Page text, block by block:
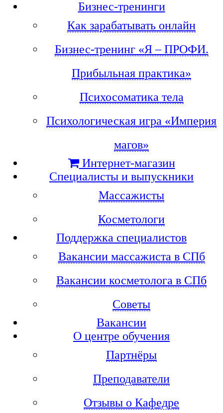
Бизнес-тренинги
Как зарабатывать онлайн
Бизнес-тренинг «Я – ПРОФИ.
Прибыльная практика»
Психосоматика тела
Психологическая игра «Империя
магов»
Интернет-магазин
Специалисты и выпускники
Массажисты
Косметологи
Поддержка специалистов
Вакансии массажиста в СПб
Вакансии косметолога в СПб
Советы
Вакансии
О центре обучения
Партнёры
Преподаватели
Отзывы о Кафедре